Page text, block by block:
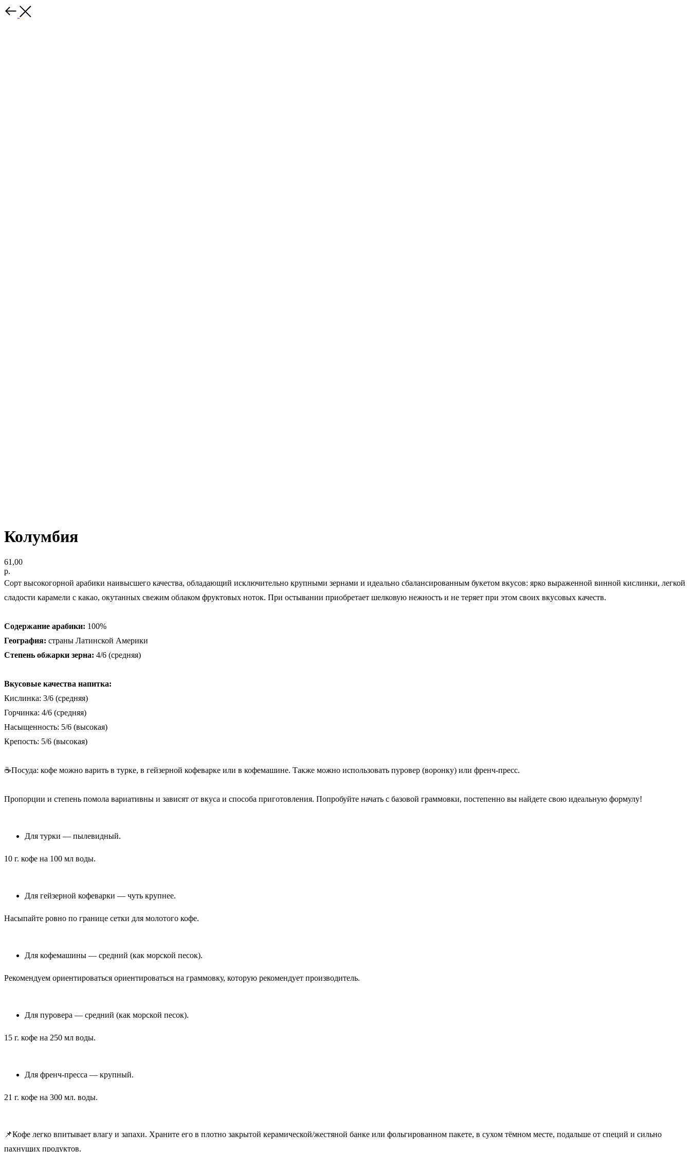
Колумбия
61,00
р.
Сорт высокогорной арабики наивысшего качества, обладающий исключительно крупными зернами и идеально сбалансированным букетом вкусов: ярко выраженной винной кислинки, легкой
сладости карамели с какао, окутанных свежим облаком фруктовых ноток. При остывании приобретает шелковую нежность и не теряет при этом своих вкусовых качеств.
Содержание арабики: 100%
География: страны Латинской Америки
Степень обжарки зерна: 4/6 (средняя)
Вкусовые качества напитка:
Кислинка: 3/6 (средняя)
Горчинка: 4/6 (средняя)
Насыщенность: 5/6 (высокая)
Крепость: 5/6 (высокая)
☕Посуда: кофе можно варить в турке, в гейзерной кофеварке или в кофемашине. Также можно использовать пуровер (воронку) или френч-пресс.
Пропорции и степень помола вариативны и зависят от вкуса и способа приготовления. Попробуйте начать с базовой граммовки, постепенно вы найдете свою идеальную формулу!
Для турки — пылевидный.
10 г. кофе на 100 мл воды.
Для гейзерной кофеварки — чуть крупнее.
Насыпайте ровно по границе сетки для молотого кофе.
Для кофемашины — средний (как морской песок).
Рекомендуем ориентироваться ориентироваться на граммовку, которую рекомендует производитель.
Для пуровера — средний (как морской песок).
15 г. кофе на 250 мл воды.
Для френч-пресса — крупный.
21 г. кофе на 300 мл. воды.
📌Кофе легко впитывает влагу и запахи. Храните его в плотно закрытой керамической/жестяной банке или фольгированном пакете, в сухом тёмном месте, подальше от специй и сильно
пахнущих продуктов.